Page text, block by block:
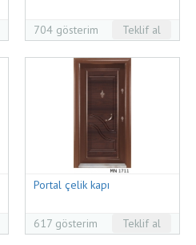
704 gösterim Teklif al
Portal çelik kapı
617 gösterim Teklif al